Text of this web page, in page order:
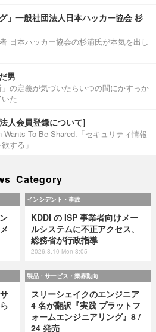
」一般社団法人日本ハッカー協会 杉
日本ハッカー協会の杉浦氏が本気を出し
男
の定義が気づいたらいつの間にかすっか
た
人会員登録について]
To Be Shared.「セキュリティ情報
する」
Category
インシデント・事故
KDDI の ISP 事業者向けメー
ルシステムに不正アクセス、
総務省が行政指導
2026.8.10 Mon 8:05
製品・サービス・業界動向
スリーシェイクのエンジニア
4 名が翻訳『実践 プラットフ
ォームエンジニアリング』8 /
24 発売